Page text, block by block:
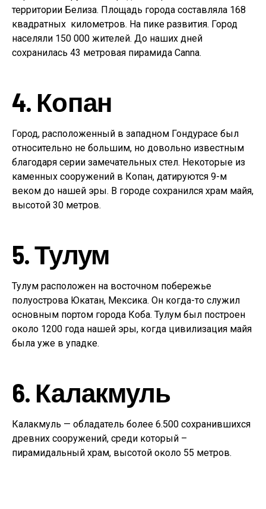
территории Белиза. Площадь города составляла 168
квадратных километров. На пике развития. Город
населяли 150 000 жителей. До наших дней
сохранилась 43 метровая пирамида Canna.
4. Копан
Город, расположенный в западном Гондурасе был
относительно не большим, но довольно известным
благодаря серии замечательных стел. Некоторые из
каменных сооружений в Копан, датируются 9-м
веком до нашей эры. В городе сохранился храм майя,
высотой 30 метров.
5. Тулум
Тулум расположен на восточном побережье
полуострова Юкатан, Мексика. Он когда-то служил
основным портом города Коба. Тулум был построен
около 1200 года нашей эры, когда цивилизация майя
была уже в упадке.
6. Калакмуль
Калакмуль — обладатель более 6.500 сохранившихся
древних сооружений, среди который –
пирамидальный храм, высотой около 55 метров.